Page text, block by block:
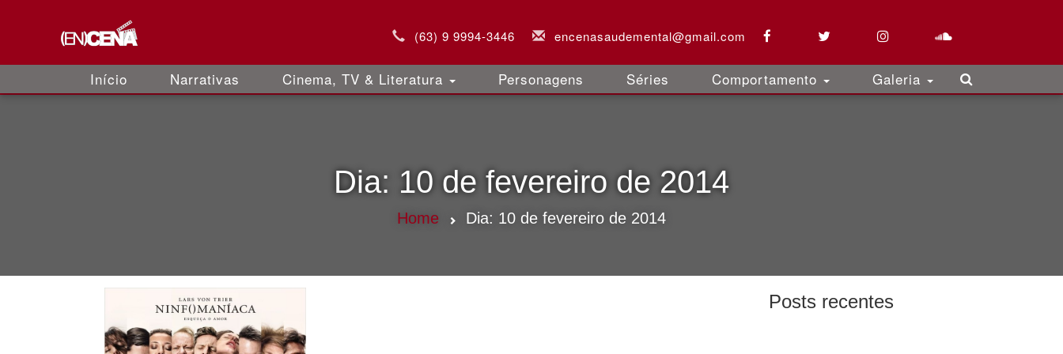
(63) 9 9994-3446 encenasaudemental@gmail.com
Início Narrativas Cinema, TV & Literatura Personagens Séries Comportamento Galeria
Dia: 10 de fevereiro de 2014
Home Dia: 10 de fevereiro de 2014
Posts recentes